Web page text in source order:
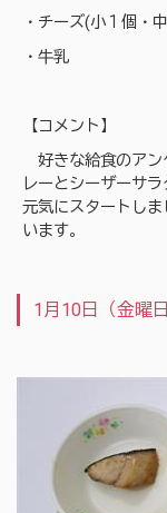
・チーズ(小１個・中
・牛乳
【コメント】
好きな給食のアン
レーとシーザーサ
元気にスタートし
います。
1月10日（金曜日